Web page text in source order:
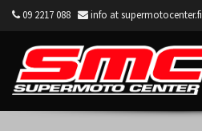
09 2217 088 info at supermotocenter.fi